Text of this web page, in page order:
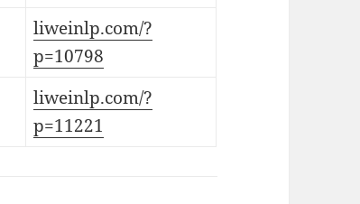
liweinlp.com/?
p=10798
liweinlp.com/?
p=11221